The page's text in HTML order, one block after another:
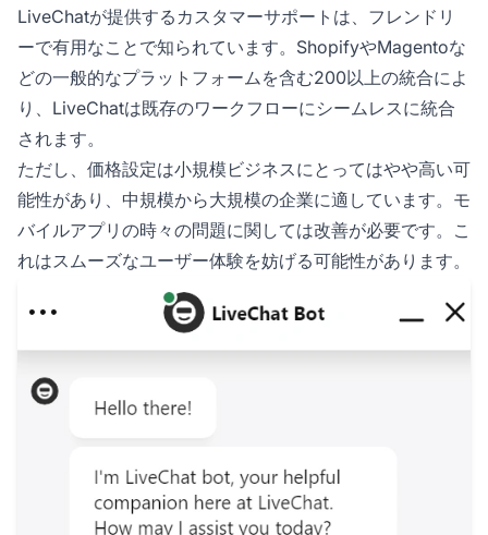
LiveChatが提供するカスタマーサポートは、フレンドリ
ーで有用なことで知られています。ShopifyやMagentoな
どの一般的なプラットフォームを含む200以上の統合によ
り、LiveChatは既存のワークフローにシームレスに統合
されます。
ただし、価格設定は小規模ビジネスにとってはやや高い可
能性があり、中規模から大規模の企業に適しています。モ
バイルアプリの時々の問題に関しては改善が必要です。こ
れはスムーズなユーザー体験を妨げる可能性があります。